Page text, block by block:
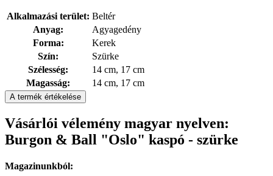
Alkalmazási terület: Beltér
Anyag:
Agyagedény
Forma:
Kerek
Szín:
Szürke
Szélesség:
14 cm, 17 cm
Magasság:
14 cm, 17 cm
A termék értékelése
Vásárlói vélemény magyar nyelven:
Burgon & Ball "Oslo" kaspó - szürke
Magazinunkból: